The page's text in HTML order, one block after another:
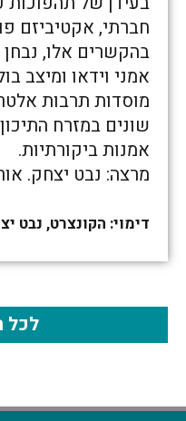
חברתי, אקטיביזם
בהקשרים אלו,
אמני וידאו ומיצב
מוסדות תרבות
שונים במזרח
אמנות ביקורתיות.
מרצה: נבט יצחק.
דימוי: הקונצרט, נבט יצחק,
לכל